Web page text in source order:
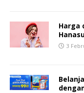
Harga
3